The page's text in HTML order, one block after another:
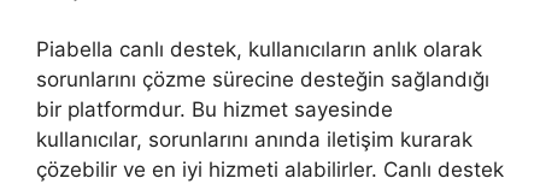
Piabella canlı destek, kullanıcıların anlık olarak
sorunlarını çözme sürecine desteğin sağlandığı
bir platformdur. Bu hizmet sayesinde
kullanıcılar, sorunlarını anında iletişim kurarak
çözebilir ve en iyi hizmeti alabilirler. Canlı destek